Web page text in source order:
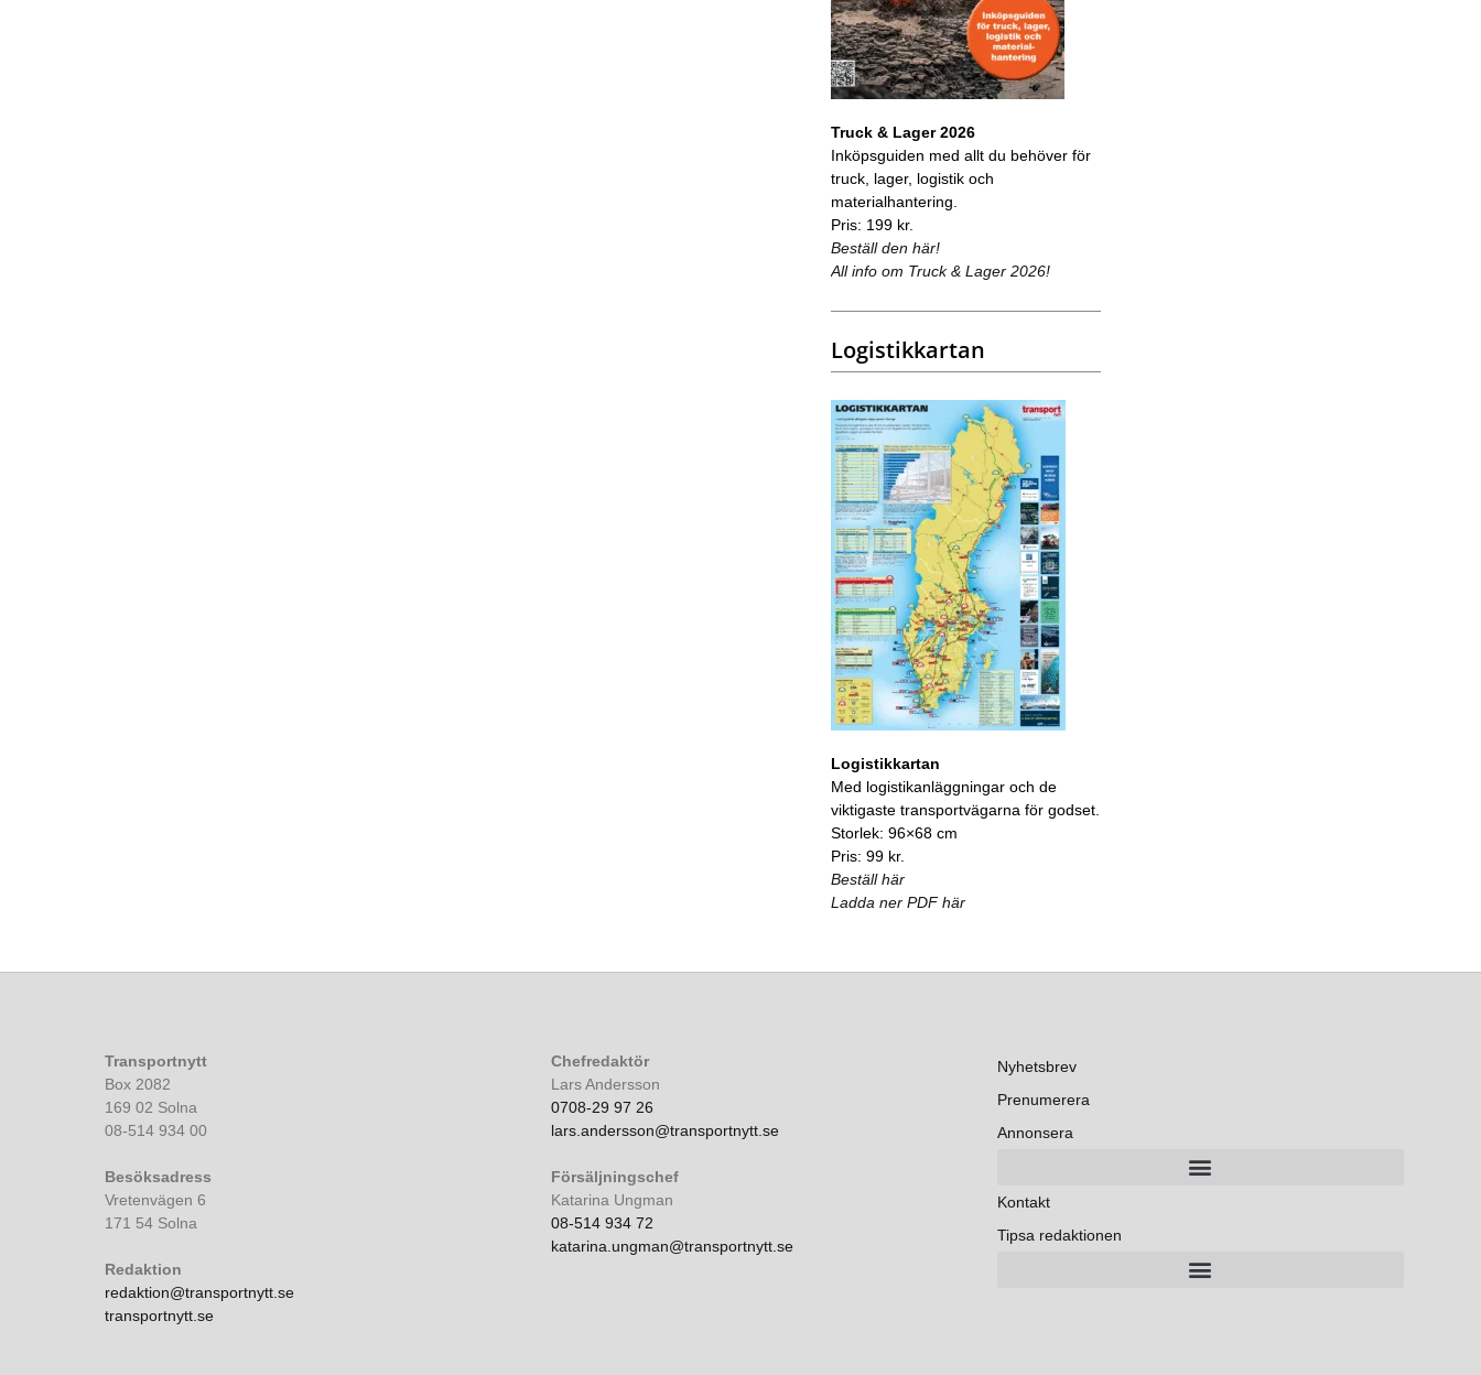
Truck & Lager 2026
Inköpsguiden med allt du behöver för
truck, lager, logistik och
materialhantering.
Pris: 199 kr.
Beställ den här!
All info om Truck & Lager 2026!
Logistikkartan
Logistikkartan
Med logistikanläggningar och de
viktigaste transportvägarna för godset.
Storlek: 96×68 cm
Pris: 99 kr.
Beställ här
Ladda ner PDF här
Transportnytt
Box 2082
169 02 Solna
08-514 934 00
Besöksadress
Vretenvägen 6
171 54 Solna
Redaktion
redaktion@transportnytt.se
transportnytt.se
Chefredaktör
Lars Andersson
0708-29 97 26
lars.andersson@transportnytt.se
Försäljningschef
Katarina Ungman
08-514 934 72
katarina.ungman@transportnytt.se
Nyhetsbrev
Prenumerera
Annonsera
Kontakt
Tipsa redaktionen